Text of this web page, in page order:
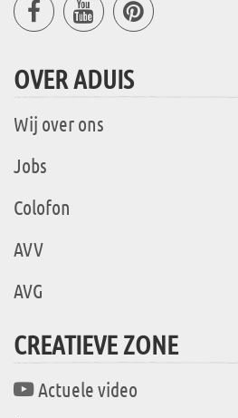
OVER ADUIS
Wij over ons
Jobs
Colofon
AVV
AVG
CREATIEVE ZONE
Actuele video